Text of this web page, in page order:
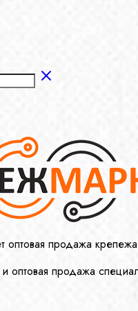
оптовая продажа
оптовая продажа